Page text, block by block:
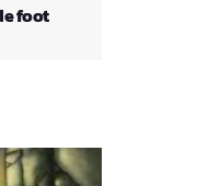
foot